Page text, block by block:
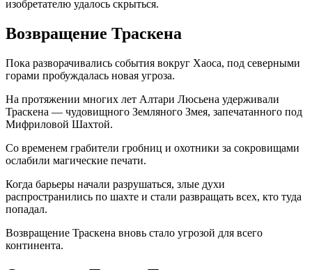
изобретателю удалось скрыться.
Возвращение Траскена
Пока разворачивались события вокруг Хаоса, под северными
горами пробуждалась новая угроза.
На протяжении многих лет Алтари Люсьена удерживали
Траскена — чудовищного Земляного Змея, запечатанного под
Мифриловой Шахтой.
Со временем грабители гробниц и охотники за сокровищами
ослабили магические печати.
Когда барьеры начали разрушаться, злые духи
распространились по шахте и стали развращать всех, кто туда
попадал.
Возвращение Траскена вновь стало угрозой для всего
континента.